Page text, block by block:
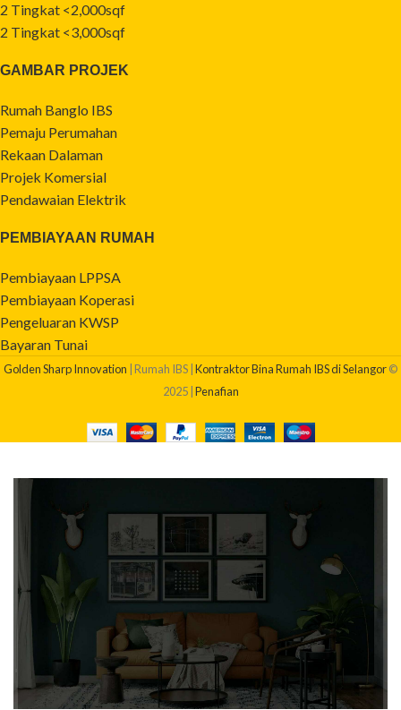
2 Tingkat <2,000sqf
2 Tingkat <3,000sqf
GAMBAR PROJEK
Rumah Banglo IBS
Pemaju Perumahan
Rekaan Dalaman
Projek Komersial
Pendawaian Elektrik
PEMBIAYAAN RUMAH
Pembiayaan LPPSA
Pembiayaan Koperasi
Pengeluaran KWSP
Bayaran Tunai
Golden Sharp Innovation | Rumah IBS | Kontraktor Bina Rumah IBS di Selangor©
2025 | Penafian
BERAPAKAH KOS BINA RUMAH SAYA?
Dapatkan quotation pembinaan rumah anda sekarang!
Klik Di Sini